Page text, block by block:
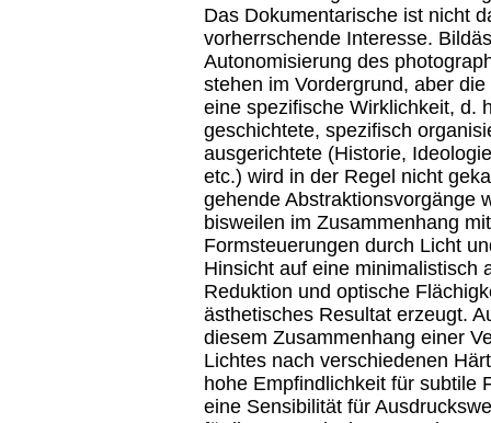
Das Dokumentarische ist nicht
vorherrschende Interesse.
Autonomisierung des
stehen im Vordergrund, aber
eine spezifische Wirklichkeit, d.
geschichtete, spezifisch
ausgerichtete (Historie,
etc.) wird in der Regel nicht
gehende Abstraktionsvorgänge
bisweilen im Zusammenhang mit
Formsteuerungen durch Licht
Hinsicht auf eine minimalistisch
Reduktion und optische
ästhetisches Resultat erzeugt.
diesem Zusammenhang einer
Lichtes nach verschiedenen
hohe Empfindlichkeit für subtile
eine Sensibilität für